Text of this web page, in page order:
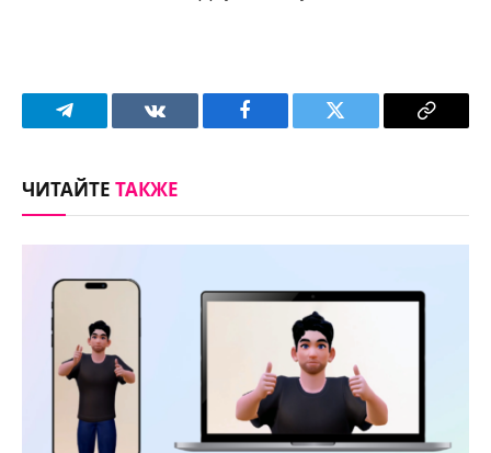
Telegram VKontakteFacebook Twitter
Copy
ЧИТАЙТЕТАКЖЕ